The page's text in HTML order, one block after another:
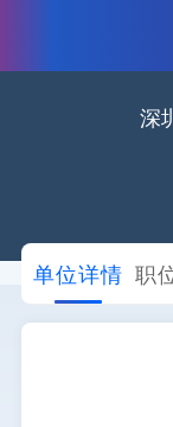
深
单位详情 职